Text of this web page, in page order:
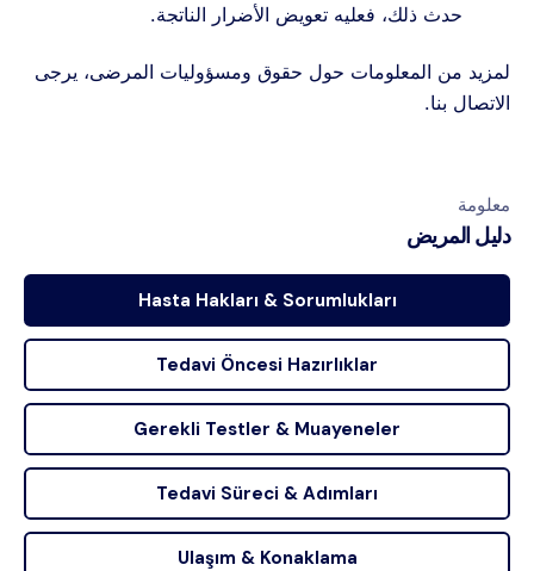
حدث ذلك، فعليه تعويض الأضرار الناتجة.
لمزيد من المعلومات حول حقوق ومسؤوليات المرضى، يرجى
الاتصال بنا.
معلومة
دليل المريض
Hasta Hakları & Sorumlukları
Tedavi Öncesi Hazırlıklar
Gerekli Testler & Muayeneler
Tedavi Süreci & Adımları
Ulaşım & Konaklama